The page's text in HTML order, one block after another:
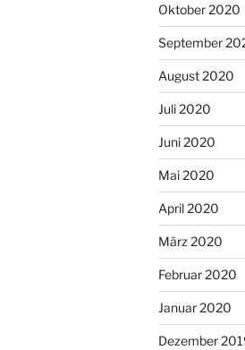
Oktober 2020
September
August 2020
Juli 2020
Juni 2020
Mai 2020
April 2020
März 2020
Februar 2020
Januar 2020
Dezember